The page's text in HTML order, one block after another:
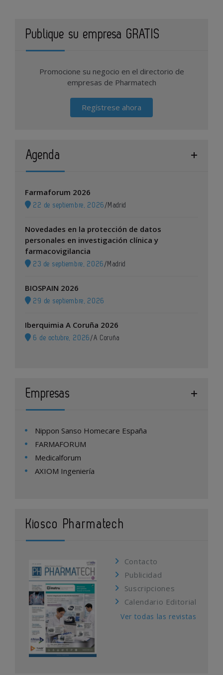
Publique su empresa GRATIS
Promocione su negocio en el directorio de
empresas de Pharmatech
Regístrese ahora
Agenda
Farmaforum 2026
22 de septiembre, 2026 / Madrid
Novedades en la protección de datos
personales en investigación clínica y
farmacovigilancia
23 de septiembre, 2026 / Madrid
BIOSPAIN 2026
29 de septiembre, 2026
Iberquimia A Coruña 2026
6 de octubre, 2026 /A Coruña
Empresas
Nippon Sanso Homecare España
FARMAFORUM
Medicalforum
AXIOM Ingeniería
Kiosco Pharmatech
Contacto
Publicidad
Suscripciones
Calendario Editorial
Ver todas las revistas